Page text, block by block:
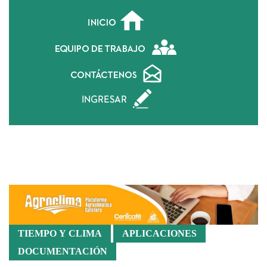
TIEMPO Y CLIMA
APLICACIONES
DOCUMENTACIÓN